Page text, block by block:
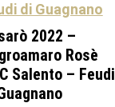
di Guagnano
2022 –
Rosè
Salento – Feudi